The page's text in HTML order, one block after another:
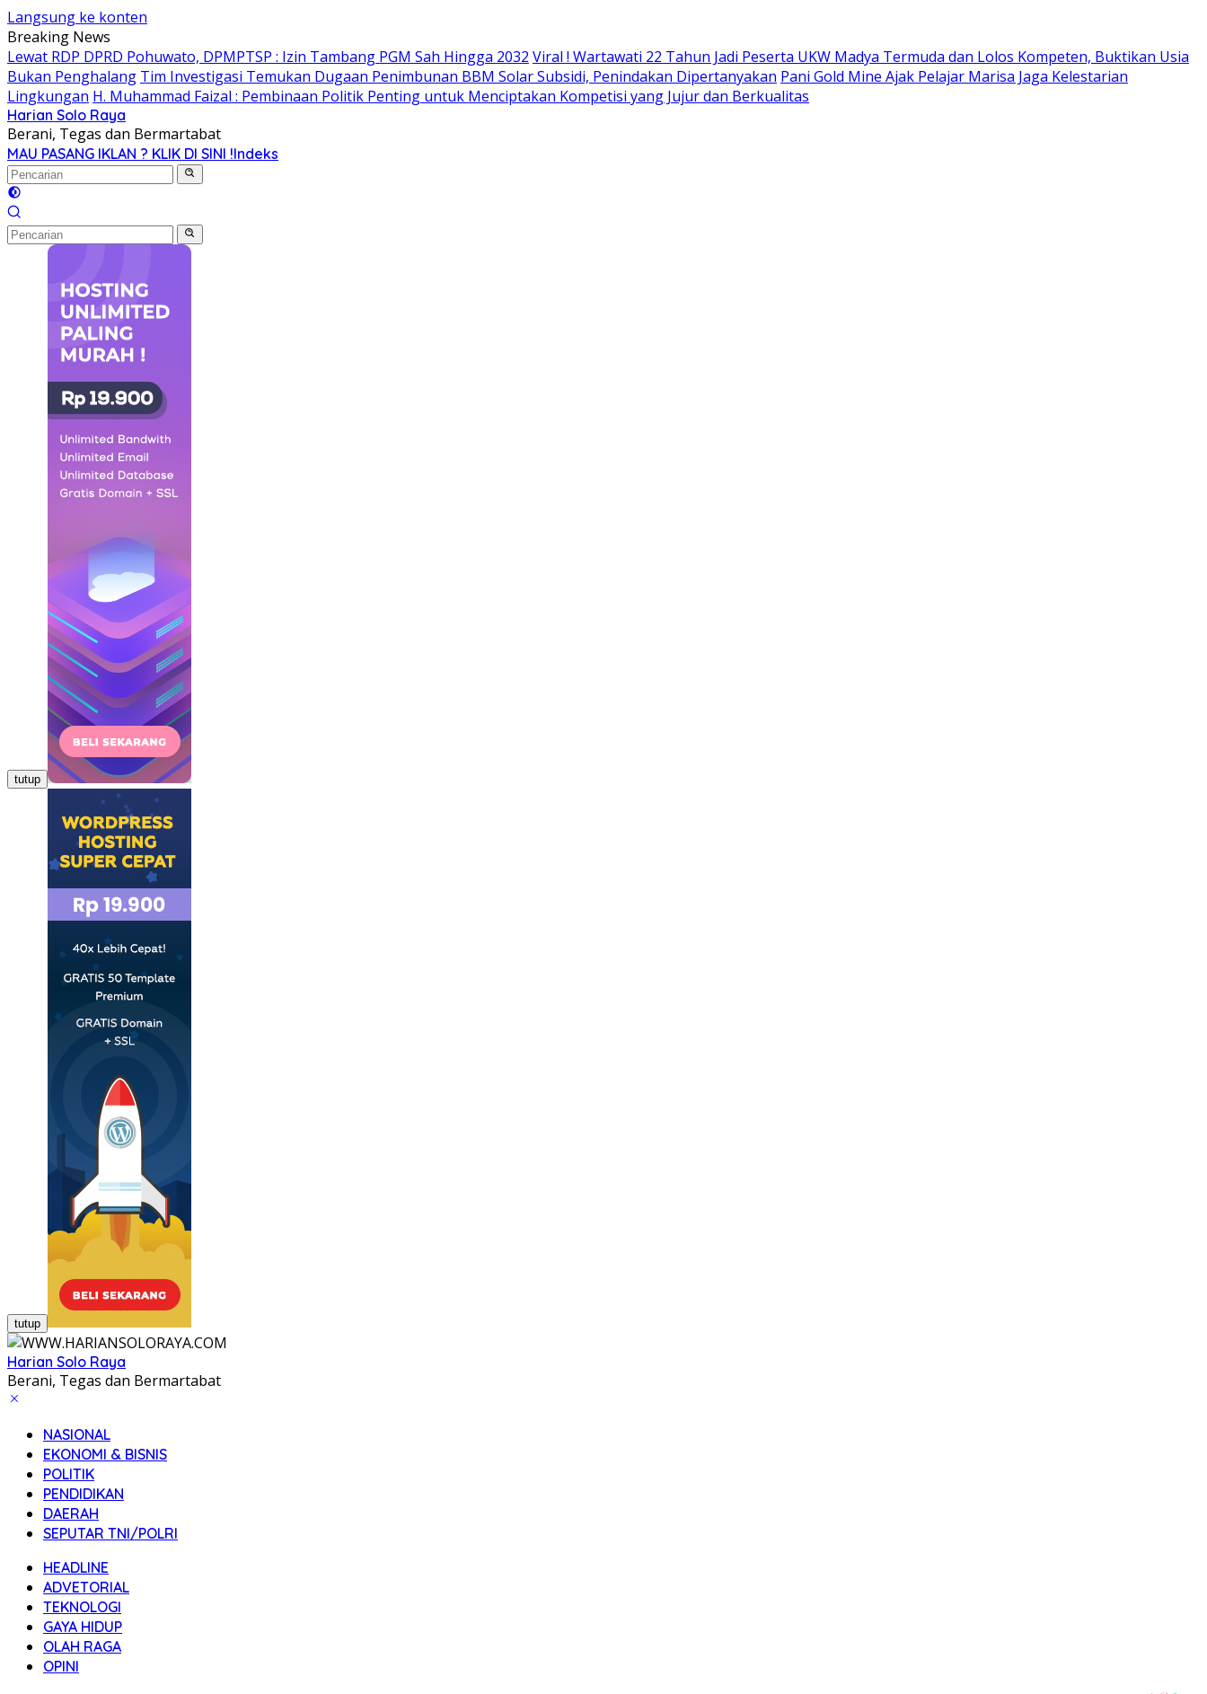
Langsung ke konten
Breaking News
Lewat RDP DPRD Pohuwato, DPMPTSP : Izin Tambang PGM Sah Hingga 2032 Viral ! Wartawati 22 Tahun Jadi Peserta UKW Madya Termuda dan Lolos Kompeten, Buktikan Usia
Bukan Penghalang Tim Investigasi Temukan Dugaan Penimbunan BBM Solar Subsidi, Penindakan Dipertanyakan Pani Gold Mine Ajak Pelajar Marisa Jaga Kelestarian
Lingkungan H. Muhammad Faizal : Pembinaan Politik Penting untuk Menciptakan Kompetisi yang Jujur dan Berkualitas
Harian Solo Raya
Berani, Tegas dan Bermartabat
MAU PASANG IKLAN ? KLIK DI SINI !Indeks
tutup
tutup
Harian Solo Raya
Berani, Tegas dan Bermartabat
NASIONAL
EKONOMI & BISNIS
POLITIK
PENDIDIKAN
DAERAH
SEPUTAR TNI/POLRI
HEADLINE
ADVETORIAL
TEKNOLOGI
GAYA HIDUP
OLAH RAGA
OPINI